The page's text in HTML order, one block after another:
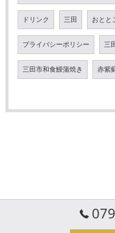
ドリンク 三田 おとと
プライバシーポリシー 三
三田市和食鰻蒲焼き 赤紫